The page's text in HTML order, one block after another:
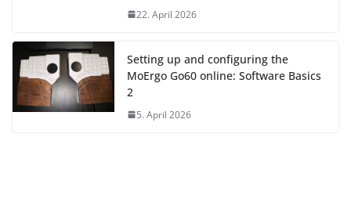
22. April 2026
Setting up and configuring the
MoErgo Go60 online: Software Basics
2
5. April 2026